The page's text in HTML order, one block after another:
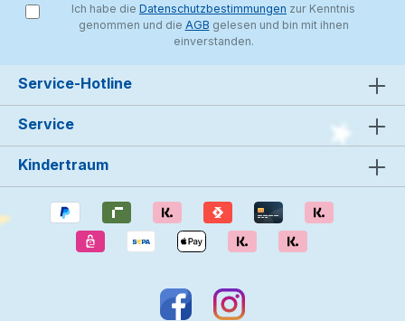
Ich habe die Datenschutzbestimmungen zur Kenntnis
genommen und die AGB gelesen und bin mit ihnen
einverstanden.
Service-Hotline
Service
Kindertraum